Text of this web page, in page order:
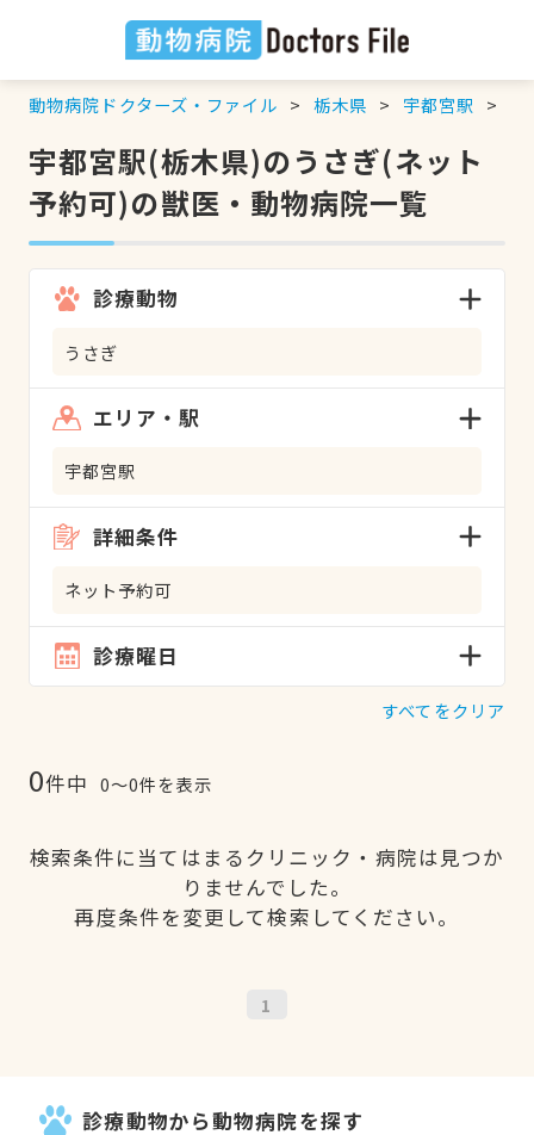
動物病院ドクターズ・ファイル 栃木県 宇都宮駅
宇都宮駅(栃木県)のうさぎ(ネット
予約可)の獣医・動物病院一覧
診療動物
うさぎ
エリア・駅
宇都宮駅
詳細条件
ネット予約可
診療曜日
すべてをクリア
0件中 0〜0件を表示
検索条件に当てはまるクリニック・病院は見つか
りませんでした。
再度条件を変更して検索してください。
1
診療動物から動物病院を探す